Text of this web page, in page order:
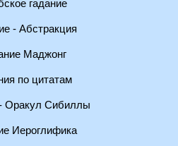
гадание
- Абстракция
Маджонг
по цитатам
Оракул Сибиллы
Иероглифика